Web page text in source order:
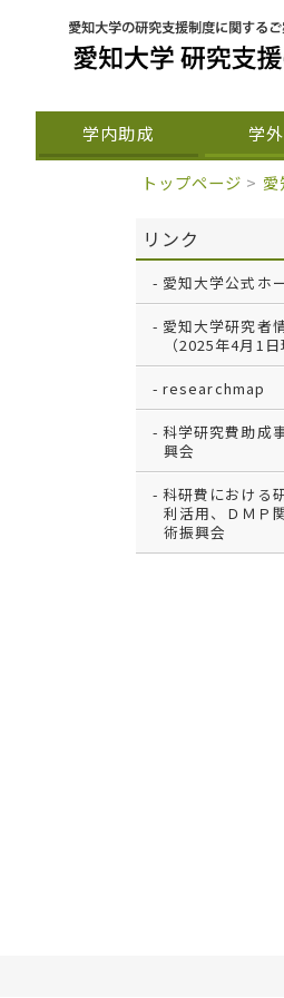
学内助成 学
トップページ >
リンク
愛知大学公式ホ
愛知大学研究者
（2025年4月1日
researchmap
科学研究費助成
興会
科研費における
利活用、ＤＭＰ
術振興会